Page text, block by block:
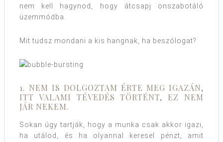
nem kell hagynod, hogy átcsapj önszabotáló
üzemmódba.
Mit tudsz mondani a kis hangnak, ha beszólogat?
1. NEM IS DOLGOZTAM ÉRTE MEG IGAZÁN,
ITT VALAMI TÉVEDÉS TÖRTÉNT, EZ NEM
JÁR NEKEM.
Sokan úgy tartják, hogy a munka csak akkor igazi,
ha utálod, és ha olyannal keresel pénzt, amit